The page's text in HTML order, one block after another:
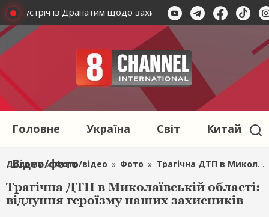
зустріч із Драпатим щодо захисту Донеччини
Головне Україна Світ Китай
Відео/фото
Додому » Фото/відео » Фото » Трагічна ДТП в Миколаївській області: відлуння героїзму наших захисників
Трагічна ДТП в Миколаївській області:
відлуння героїзму наших захисників